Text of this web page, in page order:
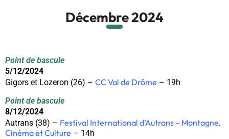
Décembre 2024
Point de bascule
5/12/2024
Gigors et Lozeron (26) – CC Val de Drôme – 19h
Point de bascule
8/12/2024
Autrans (38) – Festival International d’Autrans – Montagne,
Cinéma et Culture – 14h